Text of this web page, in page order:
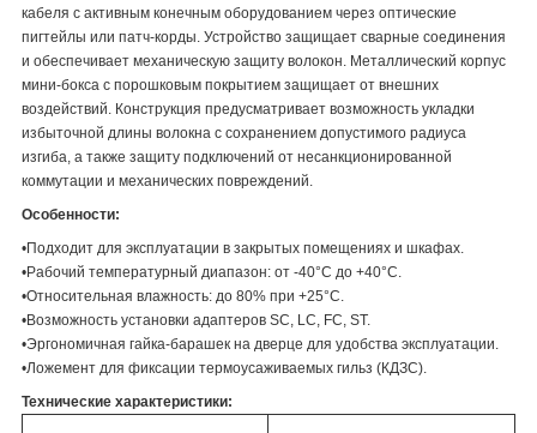
кабеля с активным конечным оборудованием через оптические
пигтейлы или патч-корды. Устройство защищает сварные соединения
и обеспечивает механическую защиту волокон. Металлический корпус
мини-бокса с порошковым покрытием защищает от внешних
воздействий. Конструкция предусматривает возможность укладки
избыточной длины волокна с сохранением допустимого радиуса
изгиба, а также защиту подключений от несанкционированной
коммутации и механических повреждений.
Особенности:
•Подходит для эксплуатации в закрытых помещениях и шкафах.
•Рабочий температурный диапазон: от -40°C до +40°C.
•Относительная влажность: до 80% при +25°C.
•Возможность установки адаптеров SC, LC, FC, ST.
•Эргономичная гайка-барашек на дверце для удобства эксплуатации.
•Ложемент для фиксации термоусаживаемых гильз (КДЗС).
Технические характеристики: